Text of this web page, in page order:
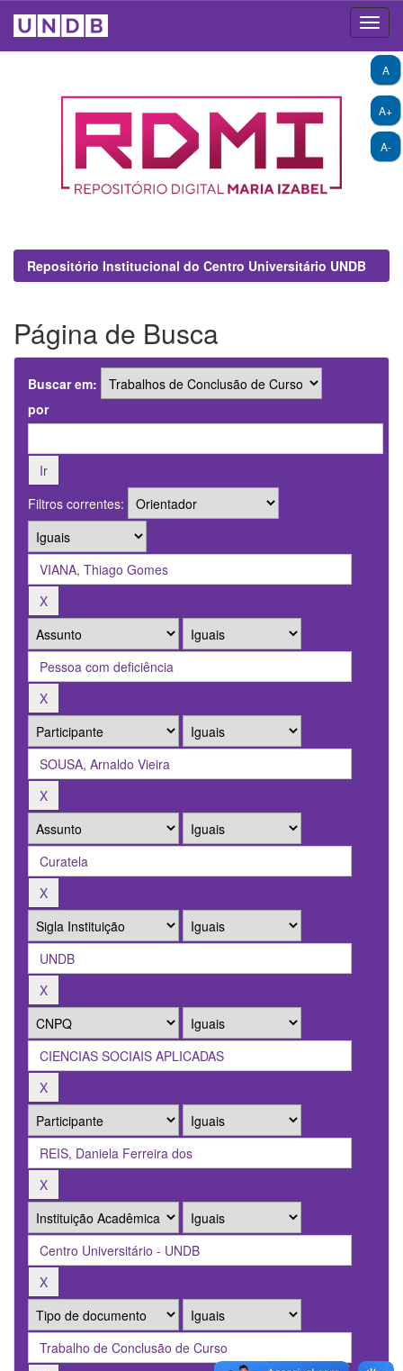
A+
A-
A
Repositório Institucional do Centro Universitário UNDB
Página de Busca
Buscar em:
por
Filtros correntes: